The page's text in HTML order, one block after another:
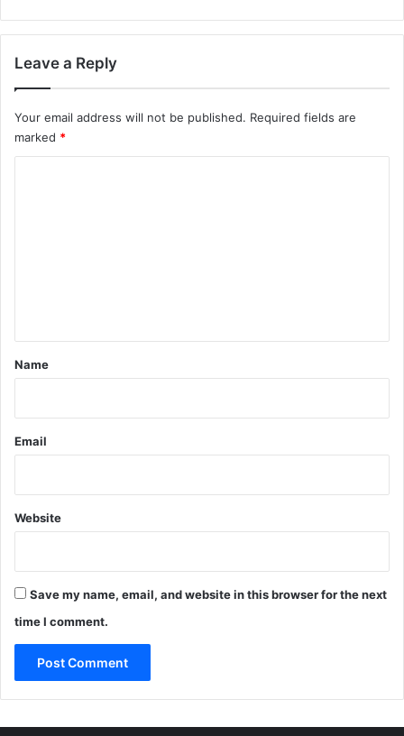
Leave a Reply
Your email address will not be published. Required fields are
marked *
*
Name
Email
Website
Save my name, email, and website in this browser for the next
time I comment.